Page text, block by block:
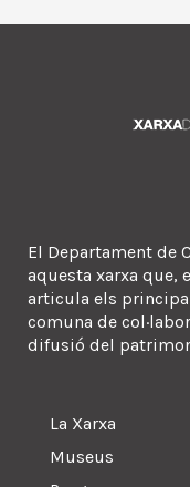
El Departament de
aquesta xarxa que,
articula els
comuna de
difusió del
La Xarxa
Museus